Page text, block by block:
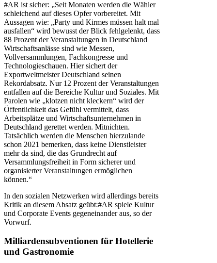
#AR ist sicher: „Seit Monaten werden die Wähler
schleichend auf dieses Opfer vorbereitet. Mit
Aussagen wie: „Party und Kirmes müssen halt mal
ausfallen“ wird bewusst der Blick fehlgelenkt, dass
88 Prozent der Veranstaltungen in Deutschland
Wirtschaftsanlässe sind wie Messen,
Vollversammlungen, Fachkongresse und
Technologieschauen. Hier sichert der
Exportweltmeister Deutschland seinen
Rekordabsatz. Nur 12 Prozent der Veranstaltungen
entfallen auf die Bereiche Kultur und Soziales. Mit
Parolen wie „klotzen nicht kleckern“ wird der
Öffentlichkeit das Gefühl vermittelt, dass
Arbeitsplätze und Wirtschaftsunternehmen in
Deutschland gerettet werden. Mitnichten.
Tatsächlich werden die Menschen hierzulande
schon 2021 bemerken, dass keine Dienstleister
mehr da sind, die das Grundrecht auf
Versammlungsfreiheit in Form sicherer und
organisierter Veranstaltungen ermöglichen
können.“
In den sozialen Netzwerken wird allerdings bereits
Kritik an diesem Absatz geübt:#AR spiele Kultur
und Corporate Events gegeneinander aus, so der
Vorwurf.
Milliardensubventionen für Hotellerie
und Gastronomie